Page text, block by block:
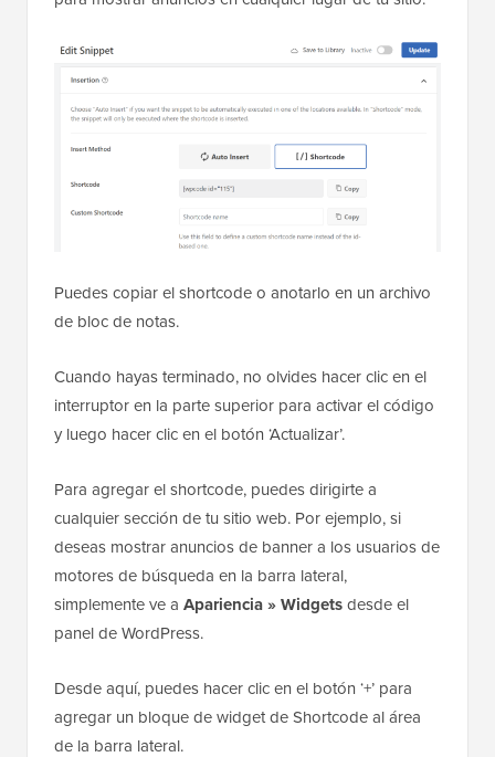
Puedes copiar el shortcode o anotarlo en un archivo
de bloc de notas.
Cuando hayas terminado, no olvides hacer clic en el
interruptor en la parte superior para activar el código
y luego hacer clic en el botón ‘Actualizar’.
Para agregar el shortcode, puedes dirigirte a
cualquier sección de tu sitio web. Por ejemplo, si
deseas mostrar anuncios de banner a los usuarios de
motores de búsqueda en la barra lateral,
simplemente ve a Apariencia » Widgetsdesde el
panel de WordPress.
Desde aquí, puedes hacer clic en el botón ‘+’ para
agregar un bloque de widget de Shortcode al área
de la barra lateral.